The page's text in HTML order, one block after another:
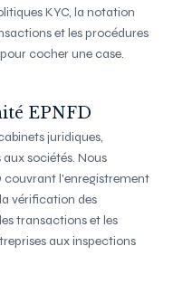
KYC, la notation
et les procédures
cocher une case.
EPNFD
juridiques,
sociétés. Nous
couvrant l'enregistrement
vérification des
transactions et les
aux inspections